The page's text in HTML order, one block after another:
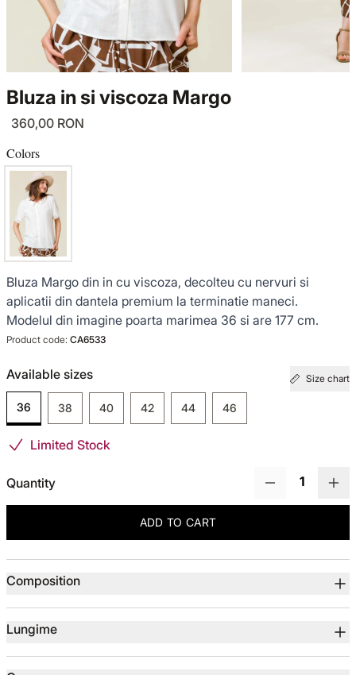
Bluza in si viscoza Margo
360,00 RON
Colors
Bluza Margo din in cu viscoza, decolteu cu nervuri si
aplicatii din dantela premium la terminatie maneci.
Modelul din imagine poarta marimea 36 si are 177 cm.
Product code: CA6533
Available sizes Size chart
36 38 40 42 44 46
Limited Stock
Quantity
ADD TO CART
Composition
Lungime
TWIN SETS
KNITWEAR
COATS
TINUTE DE OCAZIE
NOUTĂȚI
PRODUSE DIN IN
GARDEROBA DE VACANTA
TOTUL DE LA -50%
COATS
JACKETS
VEZI TOATE REDUCERILE
SENSE LIMITED EDITION
BACK TO OFFICE